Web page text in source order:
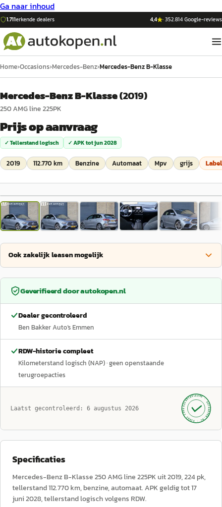
Ga naar inhoud
1.711erkende dealers 4,4 ·352.814Google-reviews
Home›Occasions›Mercedes-Benz›Mercedes-Benz B-Klasse
Mercedes-Benz B-Klasse(2019)
250 AMG line 225PK
Prijs op aanvraag
✓ Tellerstand logisch ✓ APK totjun 2028
2019 112.770 km Benzine Automaat Mpv grijs
1/48
Ook zakelijk leasen mogelijk
Geverifieerd doorautokopen.nl
Dealer gecontroleerd
Ben Bakker Auto's Emmen
RDW-historie compleet
Kilometerstand logisch (NAP)· geen openstaande
terugroepacties
Laatst gecontroleerd: 6 augustus 2026 GECONTROLEERD ·
AUTOKOPEN.NL
· SINDS 1999 ·
Specificaties
Mercedes-Benz B-Klasse 250 AMG line 225PK uit 2019, 224 pk,
tellerstand 112.770 km, benzine, automaat. APK geldig tot 17
juni 2028, tellerstand logisch volgens RDW.